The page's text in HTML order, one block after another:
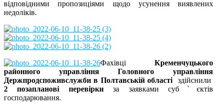
відповідними пропозиціями щодо усунення виявлених
недоліків.
Фахівці Кременчуцького
районного управління Головного управління
Держпродспоживслужби в Полтавській області здійснили
2 позапланові перевіркиза заявками субˋєктів
господарювання.